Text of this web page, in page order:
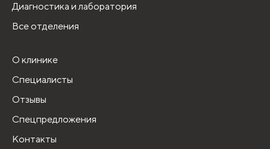
Диагностика и лаборатория
Все отделения
О клинике
Специалисты
Отзывы
Спецпредложения
Контакты